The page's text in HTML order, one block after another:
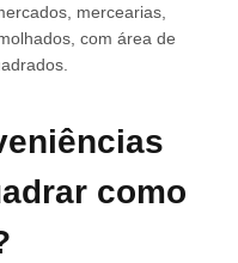
mercearias,
com área de
como